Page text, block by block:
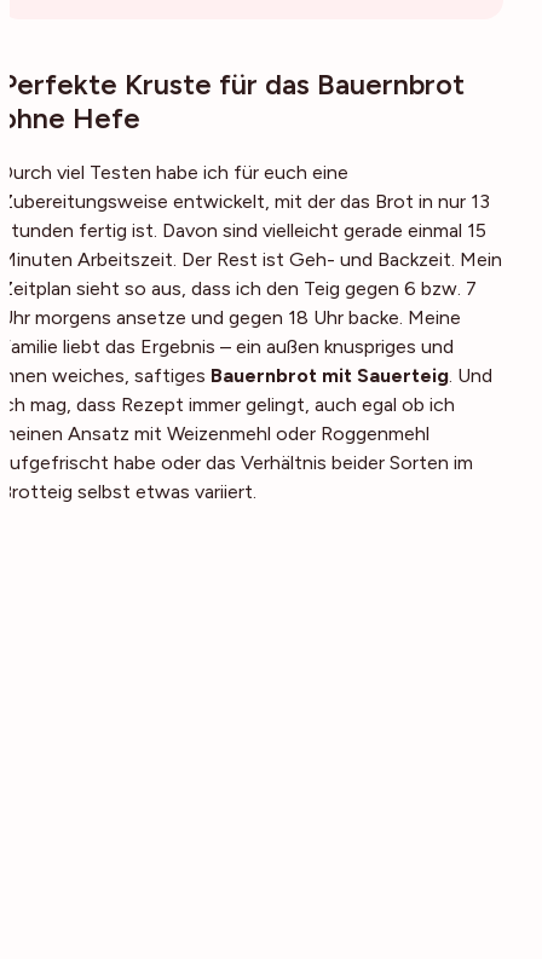
Perfekte Kruste für das Bauernbrot
ohne Hefe
Durch viel Testen habe ich für euch eine
Zubereitungsweise entwickelt, mit der das Brot in nur 13
Stunden fertig ist. Davon sind vielleicht gerade einmal 15
Minuten Arbeitszeit. Der Rest ist Geh- und Backzeit. Mein
Zeitplan sieht so aus, dass ich den Teig gegen 6 bzw. 7
Uhr morgens ansetze und gegen 18 Uhr backe. Meine
Familie liebt das Ergebnis – ein außen knuspriges und
innen weiches, saftiges Bauernbrot mit Sauerteig. Und
ich mag, dass Rezept immer gelingt, auch egal ob ich
meinen Ansatz mit Weizenmehl oder Roggenmehl
aufgefrischt habe oder das Verhältnis beider Sorten im
Brotteig selbst etwas variiert.